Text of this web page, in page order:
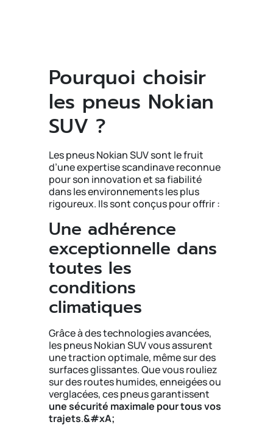
Pourquoi choisir
les pneus Nokian
SUV ?
Les pneus Nokian SUV sont le fruit
d’une expertise scandinave reconnue
pour son innovation et sa fiabilité
dans les environnements les plus
rigoureux. Ils sont conçus pour offrir :
Une adhérence
exceptionnelle dans
toutes les
conditions
climatiques
Grâce à des technologies avancées,
les pneus Nokian SUV vous assurent
une traction optimale, même sur des
surfaces glissantes. Que vous rouliez
sur des routes humides, enneigées ou
verglacées, ces pneus garantissent
une sécurité maximale pour tous vos
trajets.&#xA;